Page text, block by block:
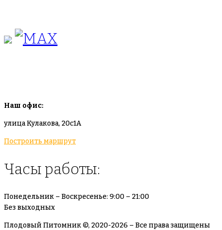
Наш офис:
улица Кулакова, 20с1А
Построить маршрут
Часы работы:
Понедельник – Воскресенье: 9:00 – 21:00
Без выходных
Плодовый Питомник ©, 2020-2026 – Все права защищены